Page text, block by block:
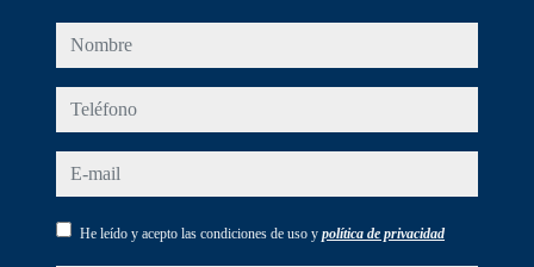
nombre
teléfono
e-mail
He leído y acepto las condiciones de uso y política de privacidad